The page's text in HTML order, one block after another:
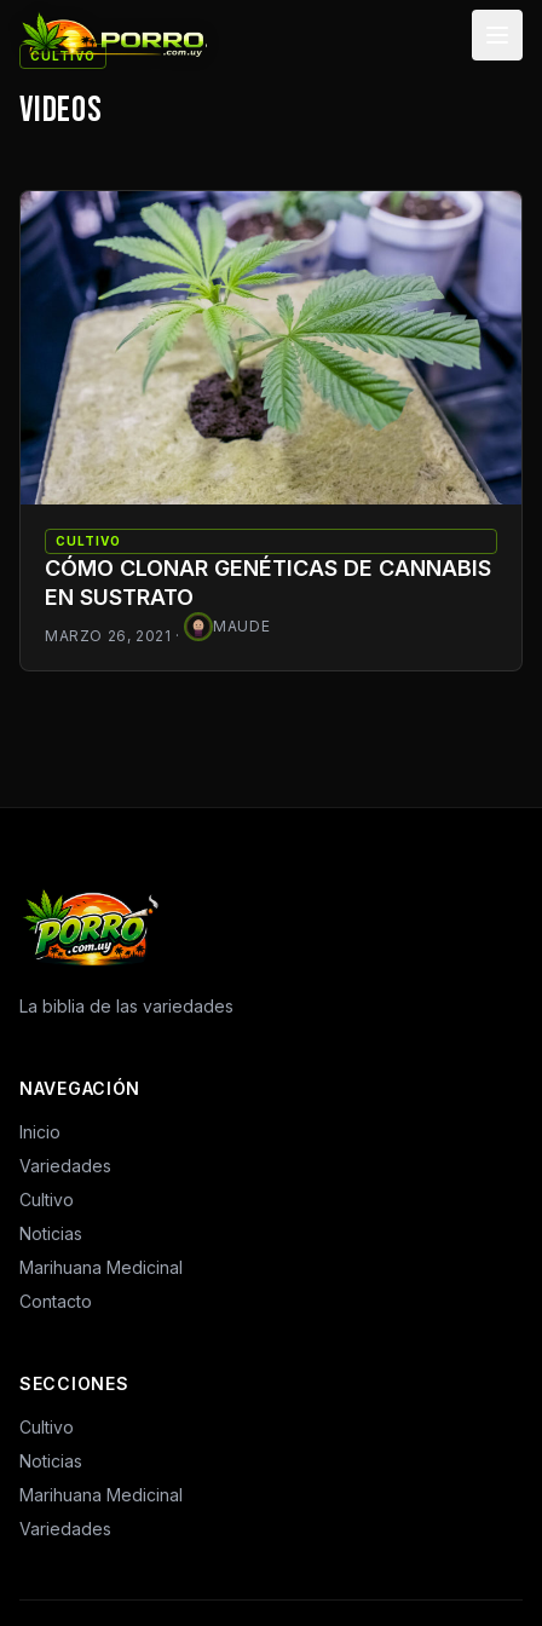
CULTIVO
VIDEOS
CULTIVO
CÓMO CLONAR GENÉTICAS DE CANNABIS
EN SUSTRATO
MARZO 26, 2021 ·
MAUDE
La biblia de las variedades
NAVEGACIÓN
Inicio
Variedades
Cultivo
Noticias
Marihuana Medicinal
Contacto
SECCIONES
Cultivo
Noticias
Marihuana Medicinal
Variedades